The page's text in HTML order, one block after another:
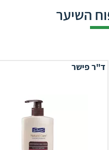
השיער
ד"ר פישר